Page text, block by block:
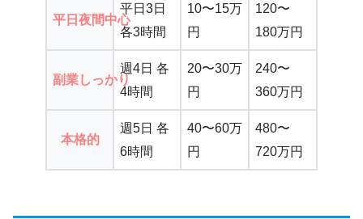
平日夜間中心
平日3日
各3時間
10〜15万
円
120〜
180万円
副業しっかり
週4日 各
4時間
20〜30万
円
240〜
360万円
本格的
週5日 各
6時間
40〜60万
円
480〜
720万円